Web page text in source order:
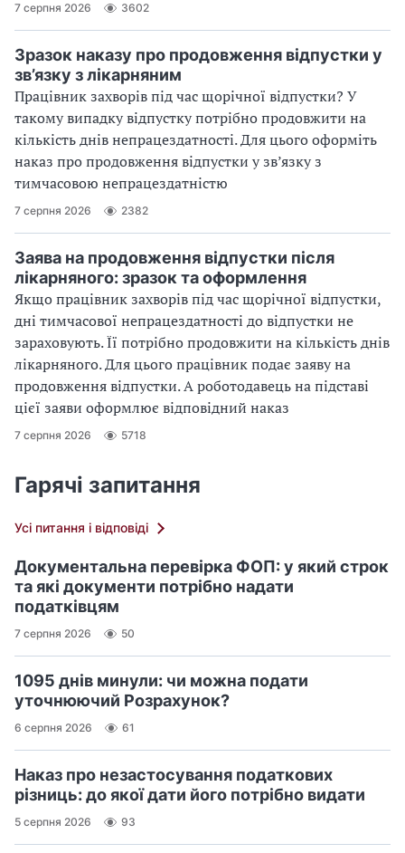
7 серпня 2026 3602
Зразок наказу про продовження відпустки у
зв’язку з лікарняним
Працівник захворів під час щорічної відпустки? У
такому випадку відпустку потрібно продовжити на
кількість днів непрацездатності. Для цього оформіть
наказ про продовження відпустки у зв’язку з
тимчасовою непрацездатністю
7 серпня 2026 2382
Заява на продовження відпустки після
лікарняного: зразок та оформлення
Якщо працівник захворів під час щорічної відпустки,
дні тимчасової непрацездатності до відпустки не
зараховують. Її потрібно продовжити на кількість днів
лікарняного. Для цього працівник подає заяву на
продовження відпустки. А роботодавець на підставі
цієї заяви оформлює відповідний наказ
7 серпня 2026 5718
Гарячі запитання
Усі питання і відповіді
Документальна перевірка ФОП: у який строк
та які документи потрібно надати
податківцям
7 серпня 2026 50
1095 днів минули: чи можна подати
уточнюючий Розрахунок?
6 серпня 2026 61
Наказ про незастосування податкових
різниць: до якої дати його потрібно видати
5 серпня 2026 93